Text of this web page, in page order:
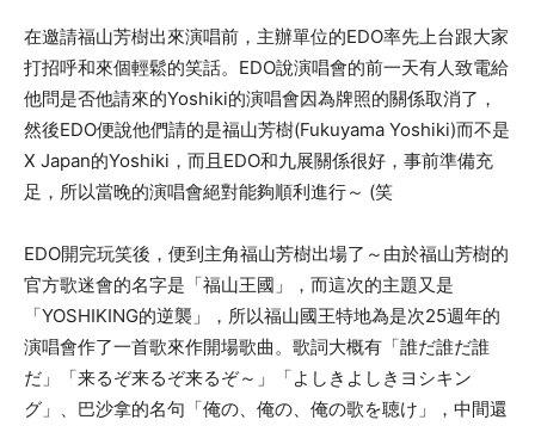
在邀請福山芳樹出來演唱前，主辦單位的EDO率先上台跟大家
打招呼和來個輕鬆的笑話。 EDO說演唱會的前一天有人致電給
他問是否他請來的Yoshiki的演唱會因為牌照的關係取消了，
然後EDO便說他們請的是福山芳樹(Fukuyama Yoshiki)而不是
X Japan的Yoshiki ，而且 EDO和九展關係很好，事前準備充
足，所以當晚的演唱會絕對能夠順利進行～ (笑
EDO開完玩笑後，便到主角福山芳樹出場了～由於福山芳樹的
官方歌迷會的名字是「福山王國」
，而這次的主題又是
「YOSHIKING的逆襲」 ，所以福山國王特地為是次25週年的
演唱會作了一首歌來作開場歌曲。 歌詞大概有「誰だ誰だ誰
だ」「来るぞ来るぞ来るぞ～」「よしきよしき ヨシキン
グ 」、巴沙拿的名句「俺の、俺の、俺の歌を聴け」，中間還